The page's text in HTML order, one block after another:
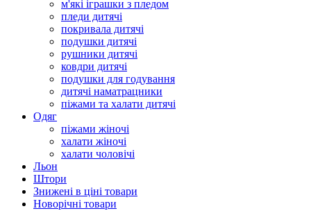
м'які іграшки з пледом
пледи дитячі
покривала дитячі
подушки дитячі
рушники дитячі
ковдри дитячі
подушки для годування
дитячі наматрацники
піжами та халати дитячі
Одяг
піжами жіночі
халати жіночі
халати чоловічі
Льон
Штори
Знижені в ціні товари
Новорічні товари